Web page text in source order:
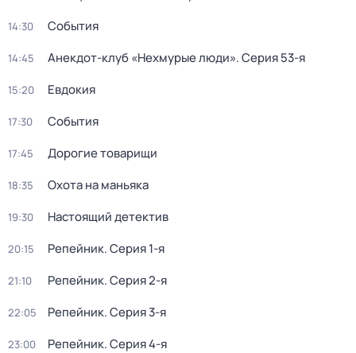
14:30 События
14:45 Анекдот-клуб «Нехмурые люди». Серия 53-я
15:20 Евдокия
17:30 События
17:45 Дорогие товарищи
18:35 Охота на маньяка
19:30 Настоящий детектив
20:15 Репейник. Серия 1-я
21:10 Репейник. Серия 2-я
22:05 Репейник. Серия 3-я
23:00 Репейник. Серия 4-я